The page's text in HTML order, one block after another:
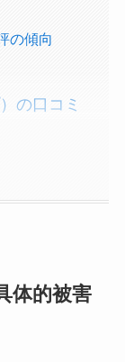
の傾向
の口コミ
体的被害